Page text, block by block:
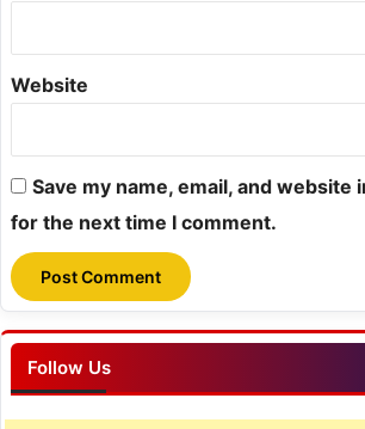
Website
Save my name, email, and website
for the next time I comment.
Follow Us